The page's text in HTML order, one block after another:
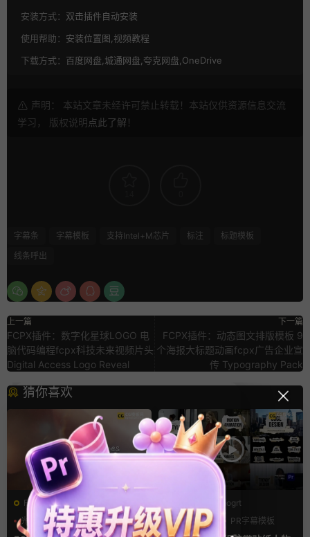
安装方式： 双击插件自动安装
使用帮助： 安装位置图,视频教程
下载方式： 百度网盘,城通网盘,夸克网盘,OneDrive
声明： 本站文章未经许可禁止转载！本站仅供资源信息交流
学习， 版权说明点此了解 ！
字幕条 字幕模板 支持Intel+M芯片 标注
标题模板
线条呼出
上一篇
FCPX插件：数字化星球LOGO 电
脑代码编程fcpx科技未来视频片头
Digital Access Logo Reveal
下一篇
FCPX插件：动态图文排版模板 9
个海报大标题动画fcpx广告企业宣
传 Typography Pack
猜你喜欢
FCPX转场
光效
复古风
支持Intel+M芯片
PR基本图形mogrt
PR基本图形
PR字幕模板
人物介绍